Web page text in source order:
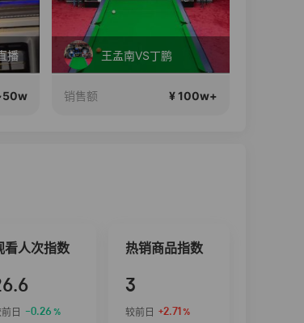
播 王孟南VS丁鹏
销售额 ¥ 100w+
看人次指数
日 -0.26 %
热销商品指数
3
较前日 +2.71 %